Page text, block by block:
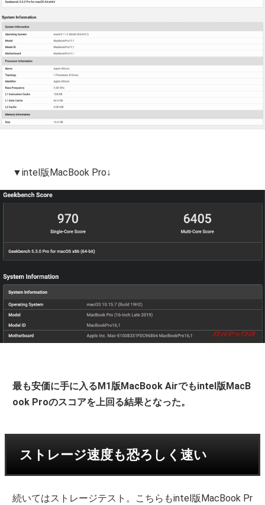
▼intel版MacBook Pro↓
最も安価に手に入るM1版MacBook Airでもintel版MacB
ook Proのスコアを上回る結果となった。
ストレージ速度も恐ろしく速い
続いてはストレージテスト。こちらもintel版MacBook Pr